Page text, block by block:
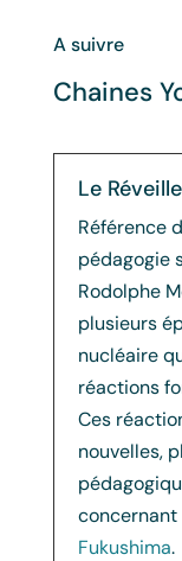
A suivre
Chaines
Le
Référence
pédagogie
Rodolphe
plusieurs
nucléaire
réactions
Ces
nouvelles,
concernant
Fukushima.